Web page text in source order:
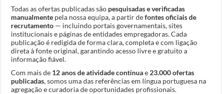
Todas as ofertas publicadas são pesquisadas e verificadas
manualmente pela nossa equipa, a partir defontes oficiais de
recrutamento — incluindo portais governamentais, sites
institucionais e páginas de entidades empregadoras. Cada
publicação é redigida de forma clara, completa e com ligação
direta à fonte original, garantindo acesso livre e gratuito a
informação fiável.
Com mais de 12 anos de atividade contínuae 23.000 ofertas
publicadas, somos uma das referências em língua portuguesa na
agregação e curadoria de oportunidades profissionais.